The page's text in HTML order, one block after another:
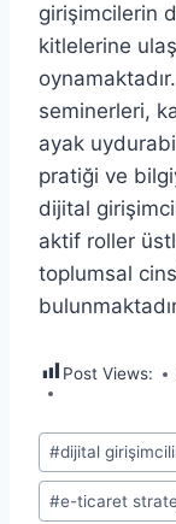
girişimcilerin
kitlelerine
seminerleri,
ayak
pratiği ve
dijital
aktif roller
toplumsal
Post Views:
Post
Tags:
#dijital
#e-ticaret